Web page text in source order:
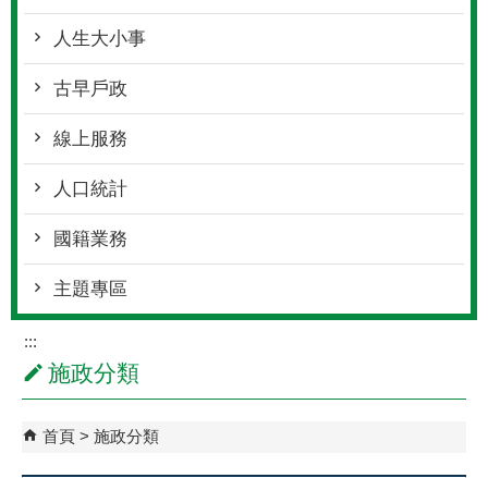
人生大小事
古早戶政
線上服務
人口統計
國籍業務
主題專區
:::
施政分類
首頁 施政分類